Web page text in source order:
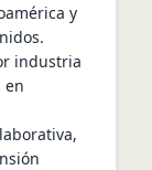
y
industria
en